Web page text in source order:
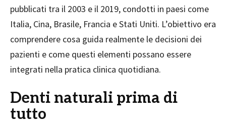
pubblicati tra il 2003 e il 2019, condotti in paesi come
Italia, Cina, Brasile, Francia e Stati Uniti. L’obiettivo era
comprendere cosa guida realmente le decisioni dei
pazienti e come questi elementi possano essere
integrati nella pratica clinica quotidiana.
Denti naturali prima di
tutto